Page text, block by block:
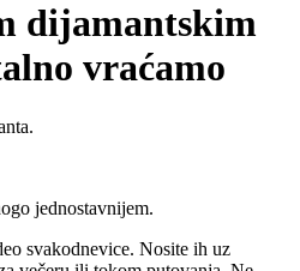
dijamantskim
vraćamo
jednostavnijem.
svakodnevice. Nosite ih uz